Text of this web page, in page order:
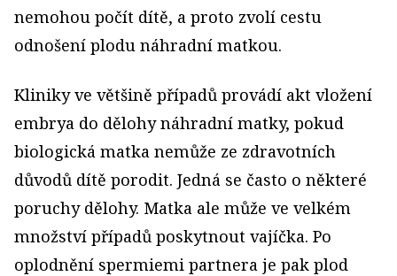
nemohou počít dítě, a proto zvolí cestu
odnošení plodu náhradní matkou.
Kliniky ve většině případů provádí akt vložení
embrya do dělohy náhradní matky, pokud
biologická matka nemůže ze zdravotních
důvodů dítě porodit. Jedná se často o některé
poruchy dělohy. Matka ale může ve velkém
množství případů poskytnout vajíčka. Po
oplodnění spermiemi partnera je pak plod